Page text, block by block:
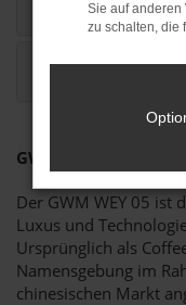
Über WEY
Tradition und
GWM WEY 05*
Der GWM WEY 05 ist
Luxus und
Ursprünglich als
Namensgebung im
chinesischen Markt
Sie auf anderen
zu schalten, die